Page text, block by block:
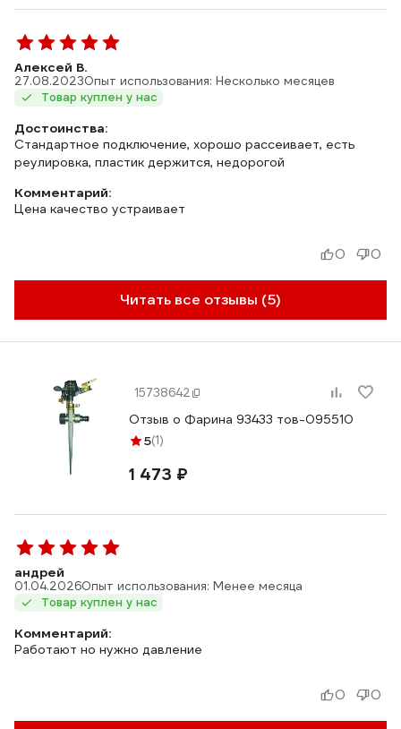
Алексей В.
27.08.2023Опыт использования: Несколько месяцев
Товар куплен у нас
Достоинства:
Стандартное подключение, хорошо рассеивает, есть
реулировка, пластик держится, недорогой
Комментарий:
Цена качество устраивает
Читать все отзывы (5)
0 0
15738642
Отзыв о Фарина 93433 тов-095510
5(1)
1 473 ₽
андрей
01.04.2026Опыт использования: Менее месяца
Товар куплен у нас
Комментарий:
Работают но нужно давление
0 0